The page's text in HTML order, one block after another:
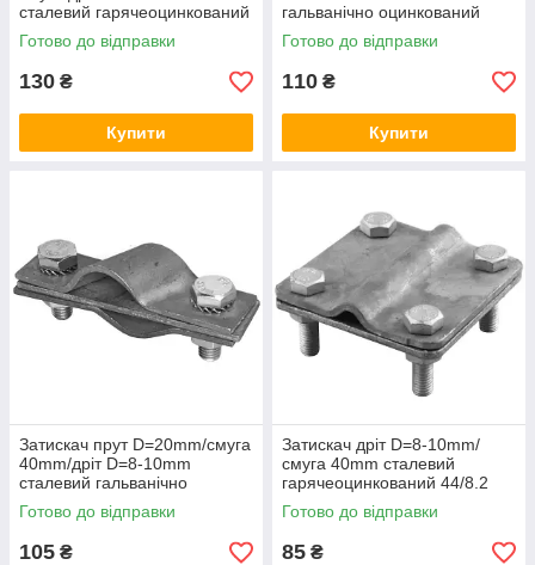
сталевий гарячеоцинкований
04/168.3 ОСН
Готово до відправки
130 ₴
Купити
гальванічно оцинкований
44/8.2 OC
Готово до відправки
110 ₴
Купити
Затискач прут D=20mm/смуга
40mm/дріт D=8-10mm
сталевий гальванічно
оцинкований 42/208.3 ОС
Готово до відправки
105 ₴
Затискач дріт D=8-10mm/
смуга 40mm сталевий
гарячеоцинкований 44/8.2
OCH
Готово до відправки
85 ₴